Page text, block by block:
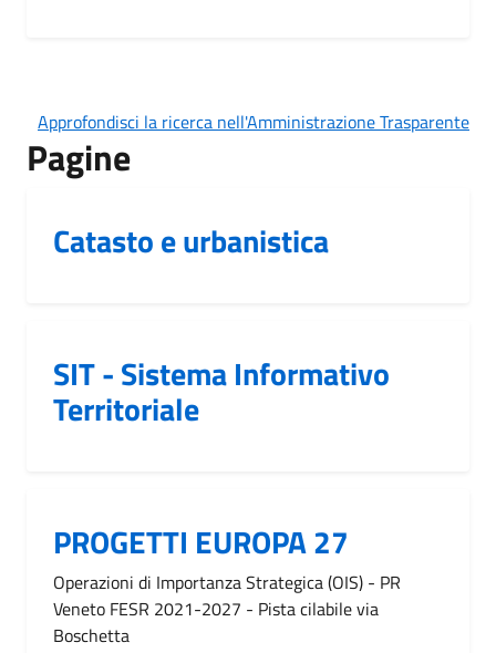
Approfondisci la ricerca nell'Amministrazione Trasparente
Pagine
Catasto e urbanistica
SIT - Sistema Informativo
Territoriale
PROGETTI EUROPA 27
Operazioni di Importanza Strategica (OIS) - PR
Veneto FESR 2021-2027 - Pista cilabile via
Boschetta